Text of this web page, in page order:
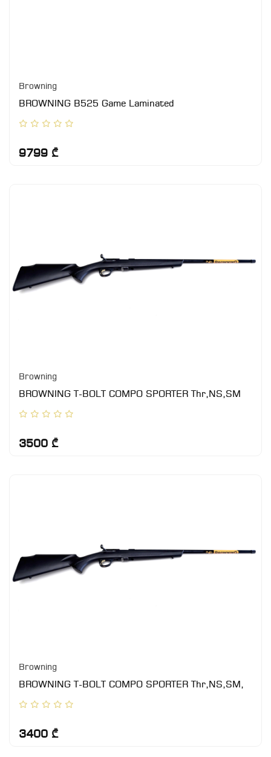
Browning
BROWNING B525 Game Laminated
9799 ₾
Browning
BROWNING T-BOLT COMPO SPORTER Thr,NS,SM
3500 ₾
Browning
BROWNING T-BOLT COMPO SPORTER Thr,NS,SM,
3400 ₾